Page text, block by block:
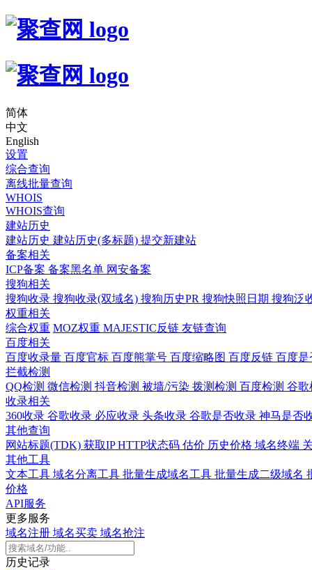
简体
中文
English
设置
综合查询
离线批量查询
WHOIS
WHOIS查询
建站历史
建站历史 建站历史(多标题) 提交新建站
备案相关
ICP备案 备案黑名单 网安备案
搜狗相关
搜狗收录 搜狗收录(双域名) 搜狗历史PR 搜狗快照日期 搜狗泛
权重相关
综合权重 MOZ权重 MAJESTIC反链 友链查询
百度相关
百度收录量 百度官标 百度熊掌号 百度缩略图 百度反链 百度
拦截检测
QQ检测 微信检测 抖音检测 被墙/污染 拨测检测 百度检测 谷
收录相关
360收录 谷歌收录 必应收录 头条收录 谷歌是否收录 神马是否
其他查询
网站标题(TDK) 获取IPHTTP状态码 估价 历史价格 域名终端
其他工具
文本工具 域名分离工具 批量生成域名工具 批量生成二级域名
价格
API服务
更多服务
域名注册 域名买卖 域名抢注
历史记录